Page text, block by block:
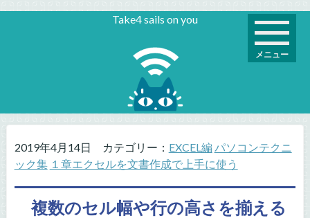
メニュー
Take4 sails on you
2019年4月14日 カテゴリー： EXCEL編 パソコンテクニ
ック集 １章エクセルを文書作成で上手に使う
複数のセル幅や行の高さを揃える